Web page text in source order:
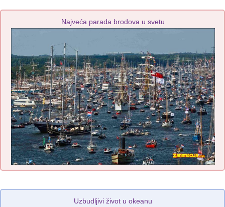
Najveća parada brodova u svetu
Uzbudljivi život u okeanu